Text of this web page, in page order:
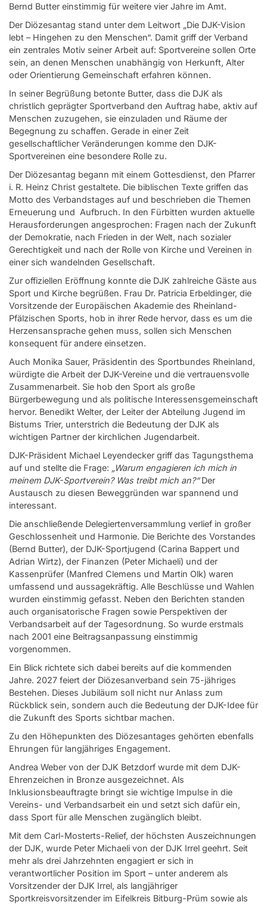
Bernd Butter einstimmig für weitere vier Jahre im Amt.
Der Diözesantag stand unter dem Leitwort „Die DJK-Vision
lebt – Hingehen zu den Menschen“. Damit griff der Verband
ein zentrales Motiv seiner Arbeit auf: Sportvereine sollen Orte
sein, an denen Menschen unabhängig von Herkunft, Alter
oder Orientierung Gemeinschaft erfahren können.
In seiner Begrüßung betonte Butter, dass die DJK als
christlich geprägter Sportverband den Auftrag habe, aktiv auf
Menschen zuzugehen, sie einzuladen und Räume der
Begegnung zu schaffen. Gerade in einer Zeit
gesellschaftlicher Veränderungen komme den DJK-
Sportvereinen eine besondere Rolle zu.
Der Diözesantag begann mit einem Gottesdienst, den Pfarrer
i. R. Heinz Christ gestaltete. Die biblischen Texte griffen das
Motto des Verbandstages auf und beschrieben die Themen
Erneuerung und Aufbruch. In den Fürbitten wurden aktuelle
Herausforderungen angesprochen: Fragen nach der Zukunft
der Demokratie, nach Frieden in der Welt, nach sozialer
Gerechtigkeit und nach der Rolle von Kirche und Vereinen in
einer sich wandelnden Gesellschaft.
Zur offiziellen Eröffnung konnte die DJK zahlreiche Gäste aus
Sport und Kirche begrüßen. Frau Dr. Patricia Erbeldinger, die
Vorsitzende der Europäischen Akademie des Rheinland-
Pfälzischen Sports, hob in ihrer Rede hervor, dass es um die
Herzensansprache gehen muss, sollen sich Menschen
konsequent für andere einsetzen.
Auch Monika Sauer, Präsidentin des Sportbundes Rheinland,
würdigte die Arbeit der DJK-Vereine und die vertrauensvolle
Zusammenarbeit. Sie hob den Sport als große
Bürgerbewegung und als politische Interessensgemeinschaft
hervor. Benedikt Welter, der Leiter der Abteilung Jugend im
Bistums Trier, unterstrich die Bedeutung der DJK als
wichtigen Partner der kirchlichen Jugendarbeit.
DJK-Präsident Michael Leyendecker griff das Tagungsthema
auf und stellte die Frage: „Warum engagieren ich mich in
meinem DJK-Sportverein? Was treibt mich an?“Der
Austausch zu diesen Beweggründen war spannend und
interessant.
Die anschließende Delegiertenversammlung verlief in großer
Geschlossenheit und Harmonie. Die Berichte des Vorstandes
(Bernd Butter), der DJK-Sportjugend (Carina Bappert und
Adrian Wirtz), der Finanzen (Peter Michaeli) und der
Kassenprüfer (Manfred Clemens und Martin Olk) waren
umfassend und aussagekräftig. Alle Beschlüsse und Wahlen
wurden einstimmig gefasst. Neben den Berichten standen
auch organisatorische Fragen sowie Perspektiven der
Verbandsarbeit auf der Tagesordnung. So wurde erstmals
nach 2001 eine Beitragsanpassung einstimmig
vorgenommen.
Ein Blick richtete sich dabei bereits auf die kommenden
Jahre. 2027 feiert der Diözesanverband sein 75-jähriges
Bestehen. Dieses Jubiläum soll nicht nur Anlass zum
Rückblick sein, sondern auch die Bedeutung der DJK-Idee für
die Zukunft des Sports sichtbar machen.
Zu den Höhepunkten des Diözesantages gehörten ebenfalls
Ehrungen für langjähriges Engagement.
Andrea Weber von der DJK Betzdorf wurde mit dem DJK-
Ehrenzeichen in Bronze ausgezeichnet. Als
Inklusionsbeauftragte bringt sie wichtige Impulse in die
Vereins- und Verbandsarbeit ein und setzt sich dafür ein,
dass Sport für alle Menschen zugänglich bleibt.
Mit dem Carl-Mosterts-Relief, der höchsten Auszeichnungen
der DJK, wurde Peter Michaeli von der DJK Irrel geehrt. Seit
mehr als drei Jahrzehnten engagiert er sich in
verantwortlicher Position im Sport – unter anderem als
Vorsitzender der DJK Irrel, als langjähriger
Sportkreisvorsitzender im Eifelkreis Bitburg-Prüm sowie als